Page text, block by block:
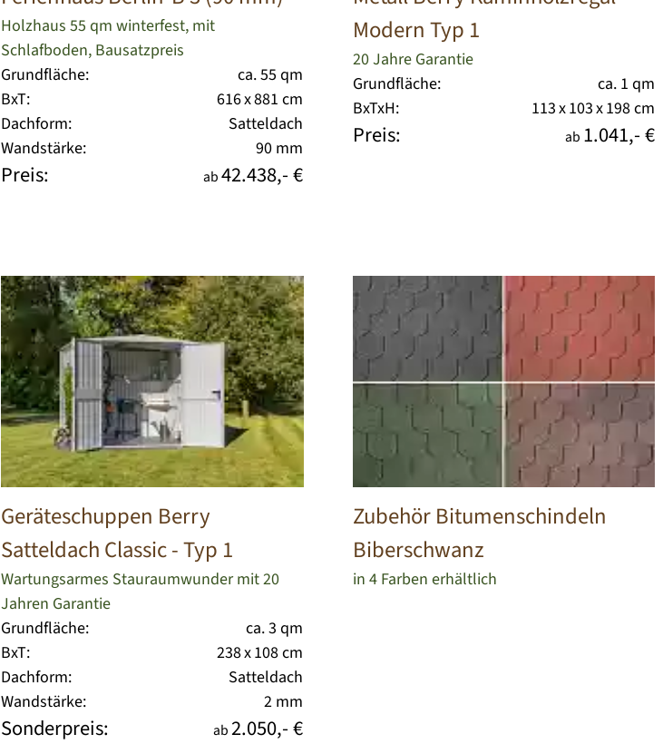
Holzhaus 55 qm winterfest, mit
Schlafboden, Bausatzpreis
Grundfläche:
ca. 55 qm
BxT:
616 x 881 cm
Dachform:
Satteldach
Wandstärke:
90 mm
Preis: ab42.438,- €
Modern Typ 1
20 Jahre Garantie
Grundfläche:
ca. 1 qm
BxTxH:
113 x 103 x 198 cm
Preis: ab 1.041,- €
Geräteschuppen Berry
Satteldach Classic - Typ 1
Wartungsarmes Stauraumwunder mit 20
Jahren Garantie
Grundfläche:
ca. 3 qm
BxT:
238 x 108 cm
Dachform:
Satteldach
Wandstärke:
2 mm
Sonderpreis: ab2.050,- €
Zubehör Bitumenschindeln
Biberschwanz
in 4 Farben erhältlich